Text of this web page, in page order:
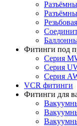
Фитинги под
Серия
Серия
Серия
VCR фитинги
Фитинги для